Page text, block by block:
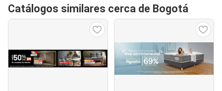
Catálogos similares cerca de Bogotá